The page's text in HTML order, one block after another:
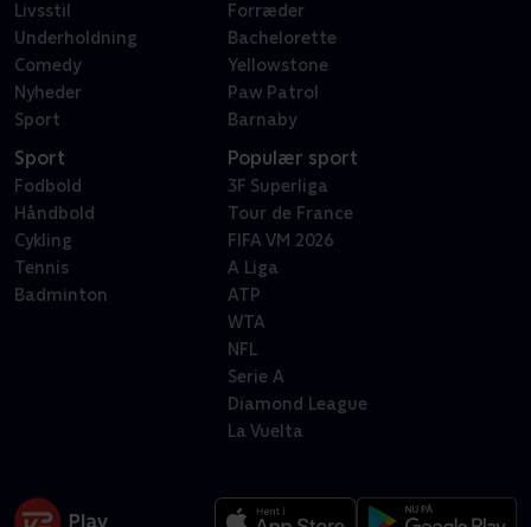
Livsstil
Underholdning
Comedy
Nyheder
Sport
Forræder
Bachelorette
Yellowstone
Paw Patrol
Barnaby
Sport
Fodbold
Håndbold
Cykling
Tennis
Badminton
Populær sport
3F Superliga
Tour de France
FIFA VM 2026
A Liga
ATP
WTA
NFL
Serie A
Diamond League
La Vuelta